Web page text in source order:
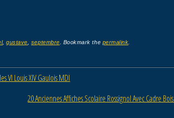
,gustave septembre . Bookmark the permalink
VI Louis XIV Gaulois MDI
20 Anciennes Affiches Scolaire Rossignol Avec Cadre Bois